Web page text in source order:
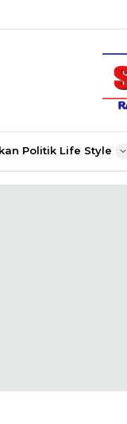
Politik Life Style